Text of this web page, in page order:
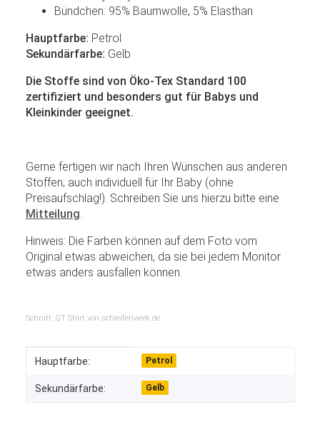
Bündchen: 95% Baumwolle, 5% Elasthan
Hauptfarbe: Petrol
Sekundärfarbe: Gelb
Die Stoffe sind von Öko-Tex Standard 100
zertifiziert und besonders gut für Babys und
Kleinkinder geeignet.
Gerne fertigen wir nach Ihren Wünschen aus anderen
Stoffen; auch individuell für Ihr Baby (ohne
Preisaufschlag!). Schreiben Sie uns hierzu bitte eine
Mitteilung
Hinweis: Die Farben können auf dem Foto vom
Original etwas abweichen, da sie bei jedem Monitor
etwas anders ausfallen können.
Schnitt: QT Shirt von schleiferlwerk.de
Produkteigenschaft
Wert
Hauptfarbe: Petrol
Sekundärfarbe: Gelb